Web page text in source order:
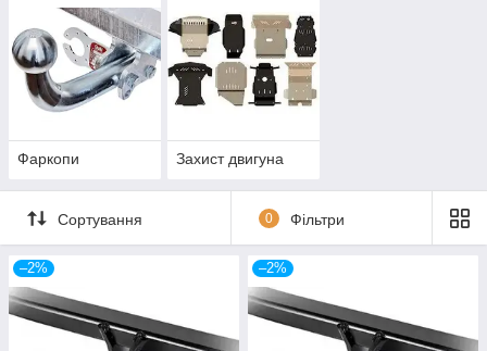
Фаркопи Захист двигуна
Сортування 0 Фільтри
–2% –2%